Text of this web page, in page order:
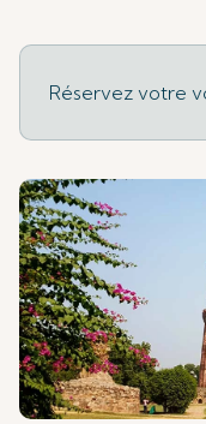
Réservez votre